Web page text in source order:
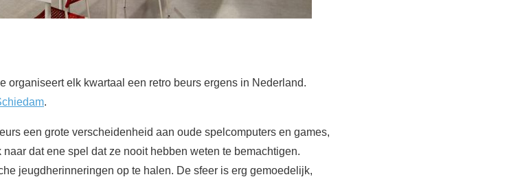
organiseert elk kwartaal een retro beurs ergens in Nederland.
.
een grote verscheidenheid aan oude spelcomputers en games,
naar dat ene spel dat ze nooit hebben weten te bemachtigen.
jeugdherinneringen op te halen. De sfeer is erg gemoedelijk,